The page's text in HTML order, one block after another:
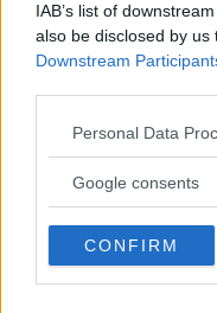
IAB’s list of
also be disclosed by
Downstream
Please note that this
not limited to your visit
use your data for
consent section.
Personal Data
Google consents
CONFIRM
9.
av
När du spelar
eller på iGaming-
med vilken
din riktiga